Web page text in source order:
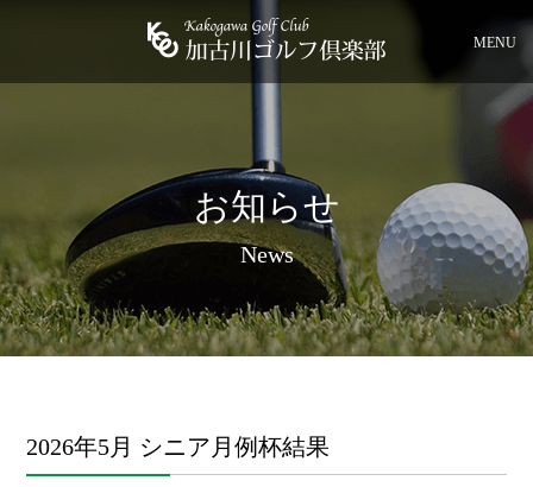
MENU
お知らせ
News
2026年5月 シニア月例杯結果